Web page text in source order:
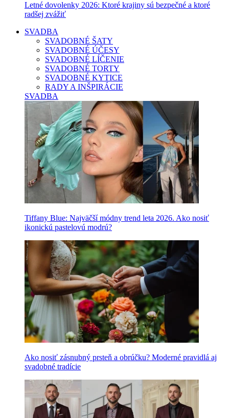
Letné dovolenky 2026: Ktoré krajiny sú bezpečné a ktoré
radšej zvážiť
SVADBA
SVADOBNÉ ŠATY
SVADOBNÉ ÚČESY
SVADOBNÉ LÍČENIE
SVADOBNÉ TORTY
SVADOBNÉ KYTICE
RADY A INŠPIRÁCIE
SVADBA
Tiffany Blue: Najväčší módny trend leta 2026. Ako nosiť
ikonickú pastelovú modrú?
Ako nosiť zásnubný prsteň a obrúčku? Moderné pravidlá aj
svadobné tradície